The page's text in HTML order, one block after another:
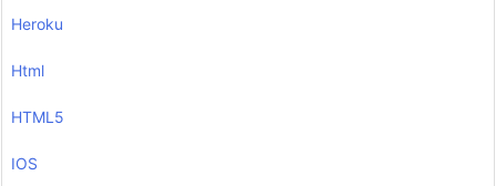
Heroku
Html
HTML5
IOS